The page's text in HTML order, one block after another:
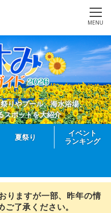
MENU
りやプール、海水浴場、
スポットを大紹介
夏祭り
イベント
ランキング
りますが一部、昨年の情
了承ください。